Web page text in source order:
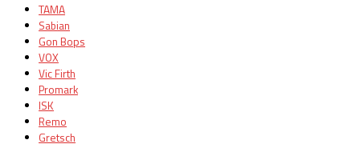
TAMA
Sabian
Gon Bops
VOX
Vic Firth
Promark
ISK
Remo
Gretsch